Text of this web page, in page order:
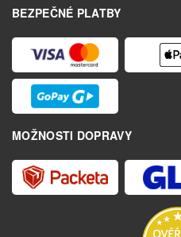
BEZPEČNÉ PLATBY
MOŽNOSTI DOPRAVY